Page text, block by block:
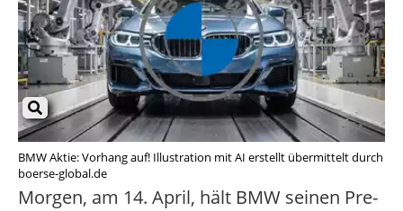
BMW Aktie: Vorhang auf! Illustration mit AI erstellt übermittelt durch
boerse-global.de
Morgen, am 14. April, hält BMW seinen Pre-